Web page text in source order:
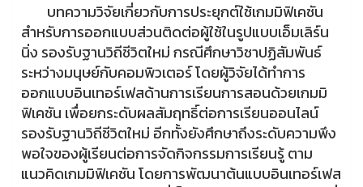
บทความวิจัยเกี่ยวกับการประยุกต์ใช้เกมมิฟิเคชัน
สำหรับการออกแบบส่วนติดต่อผู้ใช้ในรูปแบบเอ็มเลิร์น
นิ่ง รองรับฐานวิถีชีวิตใหม่ กรณีศึกษาวิชาปฏิสัมพันธ์
ระหว่างมนุษย์กับคอมพิวเตอร์ โดยผู้วิจัยได้ทำการ
ออกแบบอินเทอร์เฟสด้านการเรียนการสอนด้วยเกมมิ
ฟิเคชัน เพื่อยกระดับผลสัมฤทธิ์ต่อการเรียนออนไลน์
รองรับฐานวิถีชีวิตใหม่ อีกทั้งยังศึกษาถึงระดับความพึง
พอใจของผู้เรียนต่อการจัดกิจกรรมการเรียนรู้ ตาม
แนวคิดเกมมิฟิเคชัน โดยการพัฒนาต้นแบบอินเทอร์เฟส